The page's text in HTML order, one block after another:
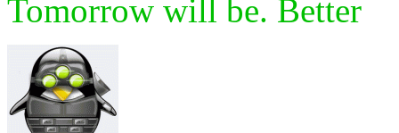
Tomorrow will be. Better